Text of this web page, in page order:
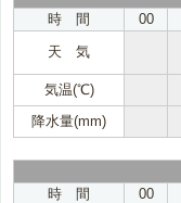
時 間
00
天 気
気温(℃)
降水量(mm)
時 間
00